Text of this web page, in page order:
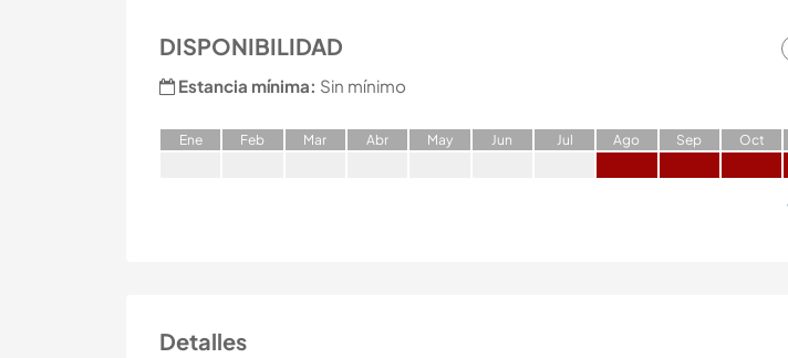
DISPONIBILIDAD
Estancia mínima: Sin mínimo
Ene Feb Mar Abr May Jun Jul Ago Sep Oct
Detalles